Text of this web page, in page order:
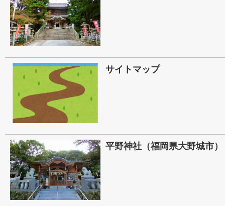
サイトマップ
平野神社（福岡県大野城市）